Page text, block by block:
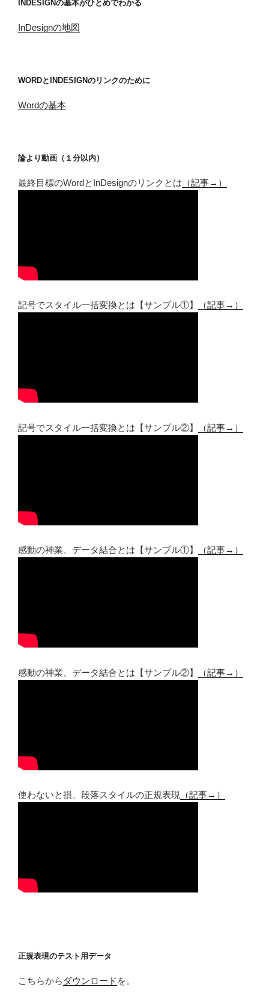
INDESIGNの基本がひとめでわかる
InDesignの地図
WORDとINDESIGNのリンクのために
Wordの基本
論より動画（１分以内）
最終目標のWordとInDesignのリンクとは （記事→）
記号でスタイル一括変換とは【サンプル①】 （記事→）
記号でスタイル一括変換とは【サンプル②】 （記事→）
感動の神業、データ結合とは【サンプル①】 （記事→）
感動の神業、データ結合とは【サンプル②】 （記事→）
使わないと損、段落スタイルの正規表現 （記事→）
正規表現のテスト用データ
こちらから ダウンロード を。